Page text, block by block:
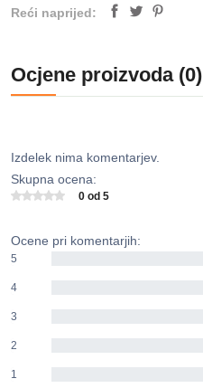
Reći naprijed:
Ocjene proizvoda (0)
Izdelek nima komentarjev.
Skupna ocena:
0 od 5
Ocene pri komentarjih:
5
4
3
2
1